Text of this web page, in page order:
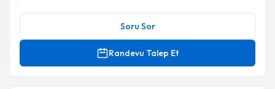
Soru Sor
Randevu Talep Et